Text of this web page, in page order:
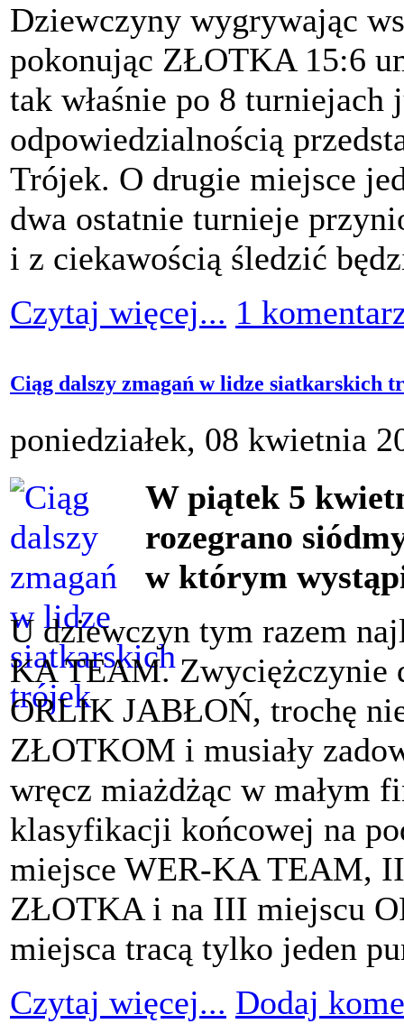
Dziewczyny wygrywając
pokonując ZŁOTKA 15:6
tak właśnie po 8 turniejach
odpowiedzialnością
Trójek. O drugie miejsce
dwa ostatnie turnieje
i z ciekawością śledzić
Czytaj więcej... 1
Ciąg dalszy zmagań w lidze siatkarskich
poniedziałek, 08 kwietnia
W piątek 5
rozegrano
w którym
U dziewczyn tym razem
KA TEAM. Zwyciężczynie
ORLIK JABŁOŃ, trochę
ZŁOTKOM i musiały
wręcz miażdżąc w małym
klasyfikacji końcowej na
miejsce WER-KA TEAM,
ZŁOTKA i na III miejscu
miejsca tracą tylko jeden
Czytaj więcej... Dodaj